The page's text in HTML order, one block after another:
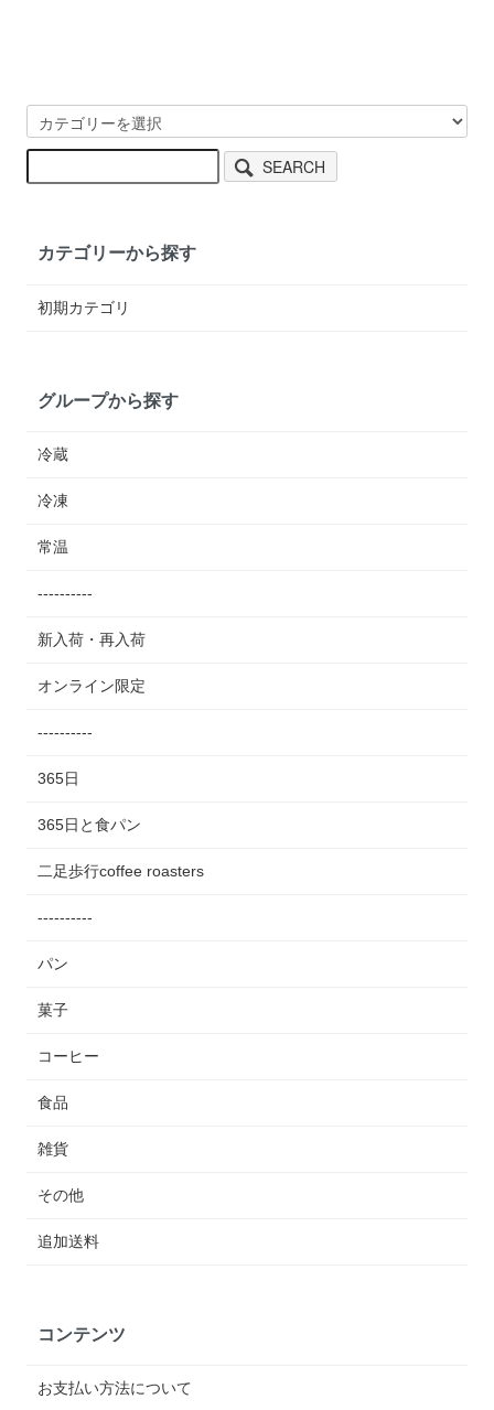
SEARCH
カテゴリーから探す
初期カテゴリ
グループから探す
冷蔵
冷凍
常温
----------
新入荷・再入荷
オンライン限定
----------
365日
365日と食パン
二足歩行coffee roasters
----------
パン
菓子
コーヒー
食品
雑貨
その他
追加送料
コンテンツ
お支払い方法について